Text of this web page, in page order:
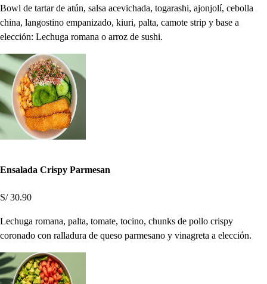
Bowl de tartar de atún, salsa acevichada, togarashi, ajonjolí, cebolla
china, langostino empanizado, kiuri, palta, camote strip y base a
elección: Lechuga romana o arroz de sushi.
Ensalada Crispy Parmesan
S/ 30.90
Lechuga romana, palta, tomate, tocino, chunks de pollo crispy
coronado con ralladura de queso parmesano y vinagreta a elección.